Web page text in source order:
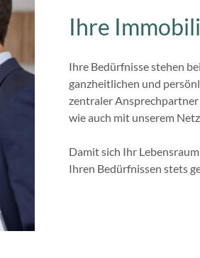
Ihre
Ihre Bedürfnisse stehen
ganzheitlichen und
zentraler
wie auch mit unserem
Damit sich Ihr
Ihren Bedürfnissen stets